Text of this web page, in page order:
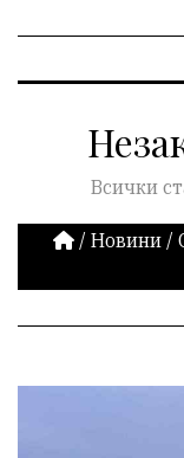
Всички
/ Новини /